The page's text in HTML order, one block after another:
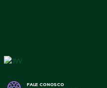
FALE CONOSCO